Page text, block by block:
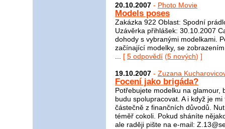
20.10.2007 - Photo Movie
Models poses
Zakázka 922 Oblast: Spodní
Uzávěrka přihlášek: 30.10.2007
dohody s vybranými modelkami.
začínající modelky, se
[ 5 odpovědí (5 nových) ]
19.10.2007 - Zuzana
Focení jako brigáda?
Potřebujete modelku na glamour,
budu spolupracovat. A i když je
částečně z finančních důvodů.
téměř cokoli. Pokud sháníte
ale raději pište na e-mail: